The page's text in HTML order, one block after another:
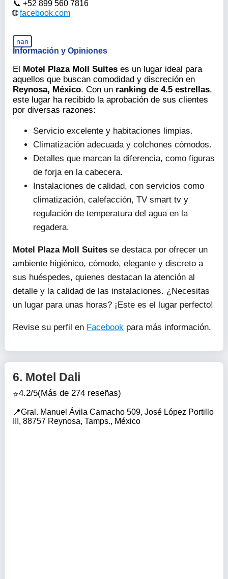
+52 899 560 7816
facebook.com
nan
Información y Opiniones
El Motel Plaza Moll Suites es un lugar ideal para
aquellos que buscan comodidad y discreción en
Reynosa, México. Con un ranking de 4.5 estrellas,
este lugar ha recibido la aprobación de sus clientes
por diversas razones:
Servicio excelente y habitaciones limpias.
Climatización adecuada y colchones cómodos.
Detalles que marcan la diferencia, como figuras
de forja en la cabecera.
Instalaciones de calidad, con servicios como
climatización, calefacción, TV smart tv y
regulación de temperatura del agua en la
regadera.
Motel Plaza Moll Suites se destaca por ofrecer un
ambiente higiénico, cómodo, elegante y discreto a
sus huéspedes, quienes destacan la atención al
detalle y la calidad de las instalaciones. ¿Necesitas
un lugar para unas horas? ¡Este es el lugar perfecto!
Revise su perfil en Facebook para más información.
6. Motel Dali
4.2/5(Más de 274 reseñas)
Gral. Manuel Ávila Camacho 509, José López Portillo
III, 88757 Reynosa, Tamps., México